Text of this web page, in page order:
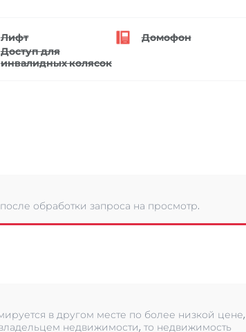
Лифт
Домофон
Доступ для
инвалидных колясок
обработки запроса на просмотр.
в другом месте по более низкой цене,
недвижимости, то недвижимость